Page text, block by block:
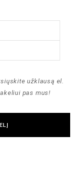
užklausą el.
pas mus!